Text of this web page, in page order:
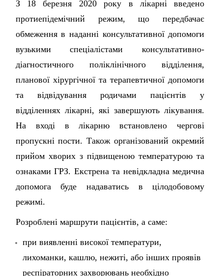
З 18 березня 2020 року в лікарні введено
протиепідемічний режим, що передбачає
обмеження в наданні консультативної допомоги
вузькими спеціалістами консультативно-
діагностичного поліклінічного відділення,
планової хірургічної та терапевтичної допомоги
та відвідування родичами пацієнтів у
відділеннях лікарні, які завершують лікування.
На вході в лікарню встановлено чергові
пропускні пости. Також організований окремий
прийом хворих з підвищеною температурою та
ознаками ГРЗ. Екстрена та невідкладна медична
допомога буде надаватись в цілодобовому
режимі.
Розроблені маршрути пацієнтів, а саме:
при виявленні високої температури,
лихоманки, кашлю, нежиті, або інших проявів
респіраторних захворювань необхідно